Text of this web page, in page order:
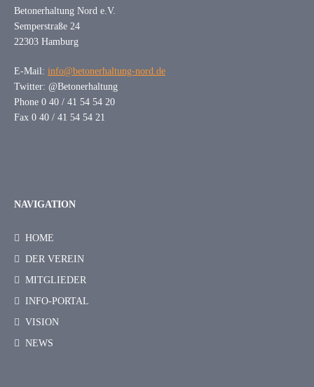
Betonerhaltung Nord e.V.
Semperstraße 24
22303 Hamburg
E-Mail: info@betonerhaltung-nord.de
Twitter: @Betonerhaltung
Phone 0 40 / 41 54 54 20
Fax 0 40 / 41 54 54 21
NAVIGATION
HOME
DER VEREIN
MITGLIEDER
INFO-PORTAL
VISION
NEWS